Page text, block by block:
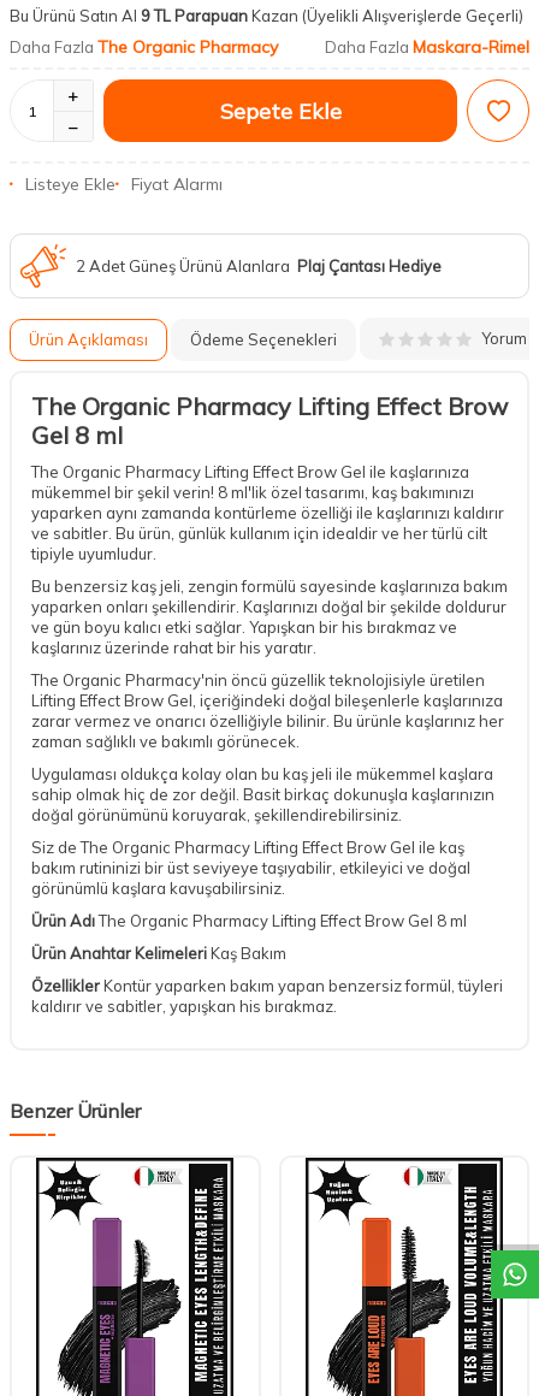
Bu Ürünü Satın Al 9 TL ParapuanKazan (Üyelikli Alışverişlerde Geçerli)
Daha Fazla The Organic Pharmacy Daha Fazla Maskara-Rimel
Sepete Ekle
Listeye Ekle Fiyat Alarmı
2 Adet Güneş Ürünü Alanlara Plaj Çantası Hediye
Ürün Açıklaması Ödeme Seçenekleri Yorum
The Organic Pharmacy Lifting Effect Brow
Gel 8 ml
The Organic Pharmacy Lifting Effect Brow Gel ile kaşlarınıza
mükemmel bir şekil verin! 8 ml'lik özel tasarımı, kaş bakımınızı
yaparken aynı zamanda kontürleme özelliği ile kaşlarınızı kaldırır
ve sabitler. Bu ürün, günlük kullanım için idealdir ve her türlü cilt
tipiyle uyumludur.
Bu benzersiz kaş jeli, zengin formülü sayesinde kaşlarınıza bakım
yaparken onları şekillendirir. Kaşlarınızı doğal bir şekilde doldurur
ve gün boyu kalıcı etki sağlar. Yapışkan bir his bırakmaz ve
kaşlarınız üzerinde rahat bir his yaratır.
The Organic Pharmacy'nin öncü güzellik teknolojisiyle üretilen
Lifting Effect Brow Gel, içeriğindeki doğal bileşenlerle kaşlarınıza
zarar vermez ve onarıcı özelliğiyle bilinir. Bu ürünle kaşlarınız her
zaman sağlıklı ve bakımlı görünecek.
Uygulaması oldukça kolay olan bu kaş jeli ile mükemmel kaşlara
sahip olmak hiç de zor değil. Basit birkaç dokunuşla kaşlarınızın
doğal görünümünü koruyarak, şekillendirebilirsiniz.
Siz de The Organic Pharmacy Lifting Effect Brow Gel ile kaş
bakım rutininizi bir üst seviyeye taşıyabilir, etkileyici ve doğal
görünümlü kaşlara kavuşabilirsiniz.
Ürün AdıThe Organic Pharmacy Lifting Effect Brow Gel 8 ml
Ürün Anahtar KelimeleriKaş Bakım
ÖzelliklerKontür yaparken bakım yapan benzersiz formül, tüyleri
kaldırır ve sabitler, yapışkan his bırakmaz.
Benzer Ürünler